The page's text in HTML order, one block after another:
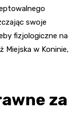
swoje
fizjologiczne na
Miejska w Koninie,
za